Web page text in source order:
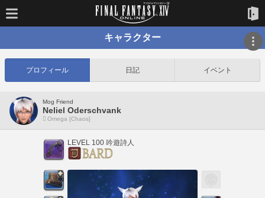
キャラクター
プロフィール 日記 イベント
Mog Friend
Neliel Oderschvank
Omega [Chaos]
LEVEL 100 吟遊詩人